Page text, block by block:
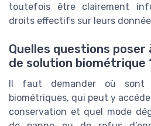
toutefois être clairement
droits effectifs sur leurs
Quelles questions
de solution biométrique
Il faut demander où sont
biométriques, qui peut y
conservation et quel mode